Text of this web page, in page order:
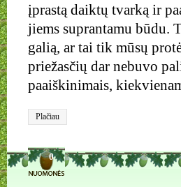
įprastą daiktų tvarką ir
jiems suprantamu būdu.
galią, ar tai tik mūsų
priežasčių dar nebuvo
paaiškinimais,
Plačiau
0